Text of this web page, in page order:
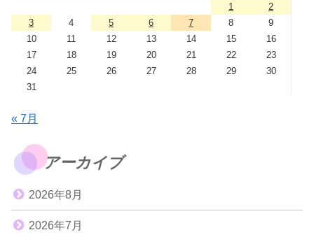
1
2
3
4 5 6 7 8
9
10
11 12 13 14 15
16
17
18 19 20 21 22
23
24
25 26 27 28 29
30
31
« 7月
アーカイブ
2026年8月
2026年7月